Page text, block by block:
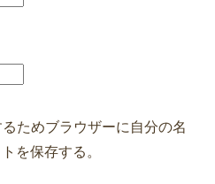
ためブラウザーに自分の名
を保存する。